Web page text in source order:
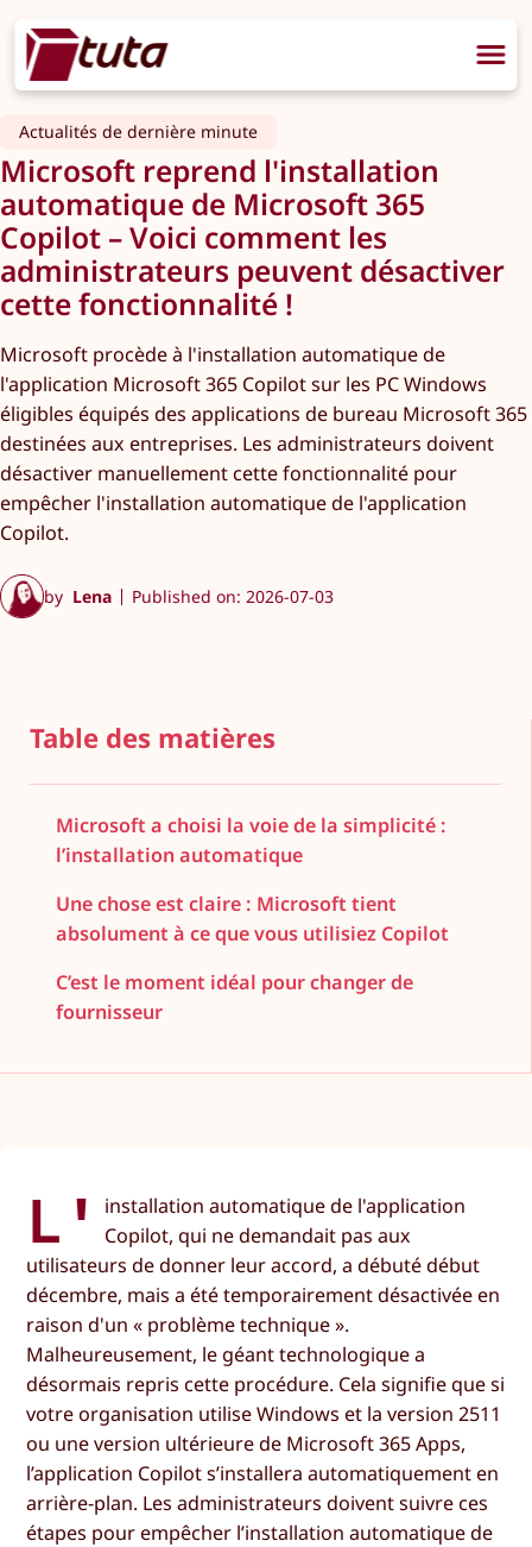
Actualités de dernière minute
Microsoft reprend l'installation
automatique de Microsoft 365
Copilot – Voici comment les
administrateurs peuvent désactiver
cette fonctionnalité !
Microsoft procède à l'installation automatique de
l'application Microsoft 365 Copilot sur les PC Windows
éligibles équipés des applications de bureau Microsoft 365
destinées aux entreprises. Les administrateurs doivent
désactiver manuellement cette fonctionnalité pour
empêcher l'installation automatique de l'application
Copilot.
by Lena Published on: 2026-07-03
Table des matières
Microsoft a choisi la voie de la simplicité :
l’installation automatique
Une chose est claire : Microsoft tient
absolument à ce que vous utilisiez Copilot
C’est le moment idéal pour changer de
fournisseur
L'
installation automatique de l'application
Copilot, qui ne demandait pas aux
utilisateurs de donner leur accord, a débuté début
décembre, mais a été temporairement désactivée en
raison d'un « problème technique ».
Malheureusement, le géant technologique a
désormais repris cette procédure. Cela signifie que si
votre organisation utilise Windows et la version 2511
ou une version ultérieure de Microsoft 365 Apps,
l’application Copilot s’installera automatiquement en
arrière-plan. Les administrateurs doivent suivre ces
étapes pour empêcher l’installation automatique de